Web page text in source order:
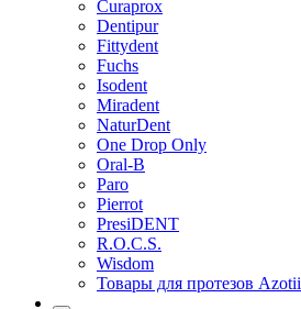
Curaprox
Dentipur
Fittydent
Fuchs
Isodent
Miradent
NaturDent
One Drop Only
Oral-B
Paro
Pierrot
PresiDENT
R.O.C.S.
Wisdom
Товары для протезов Azotii